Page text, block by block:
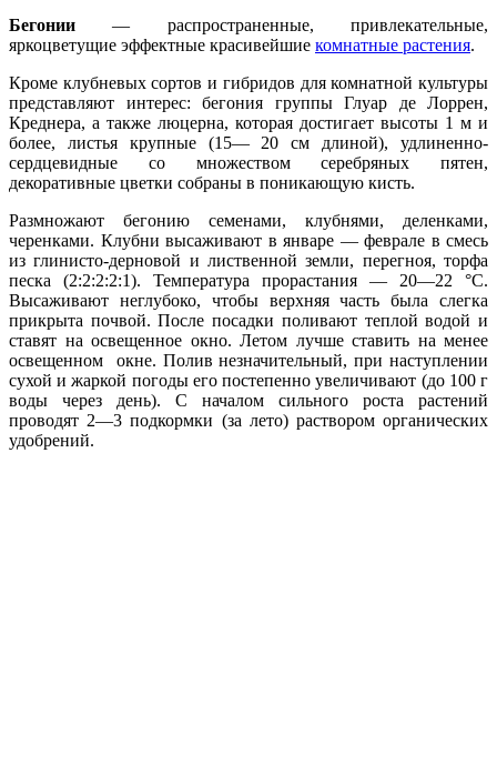
Бегонии — распространенные, привлекательные,
яркоцветущие эффектные красивейшие комнатные растения.
Кроме клубневых сортов и гибридов для комнатной культуры
пред­ставляют интерес: бегония группы Глуар де Лоррен,
Креднера, а также люцерна, которая достигает высоты 1 м и
более, листья крупные (15— 20 см длиной), удлиненно-
сердцевидные со множеством серебряных пятен,
декоративные цветки собраны в поникающую кисть.
Размножают бегонию семенами, клубнями, деленками,
черенками. Клубни высаживают в январе — феврале в смесь
из глинисто-дерновой и лиственной земли, перегноя, торфа
песка (2:2:2:2:1). Температура прорастания — 20—22 °С.
Высаживают неглубоко, чтобы верхняя часть была слегка
прикрыта почвой. После посадки поливают теплой водой и
ставят на освещенное окно. Летом лучше ставить на менее
освещенном окне. Полив незначительный, при наступлении
сухой и жаркой погоды его постепенно увеличивают (до 100 г
воды через день). С началом сильного роста растений
проводят 2—3 подкормки (за лето) раствором органических
удобрений.